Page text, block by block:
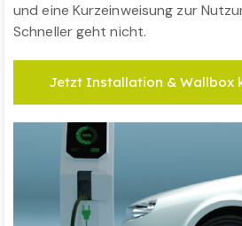
und eine Kurzeinweisung zur
Schneller geht nicht.
Jetzt Installation & Wallbox